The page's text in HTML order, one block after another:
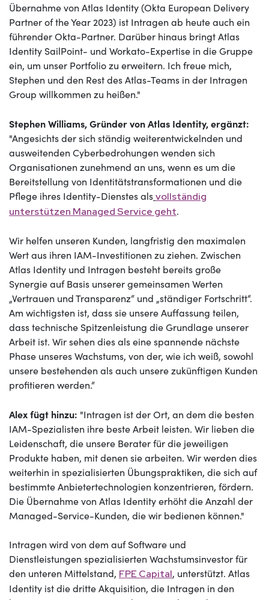
Übernahme von Atlas Identity (Okta European Delivery
Partner of the Year 2023) ist Intragen ab heute auch ein
führender Okta-Partner. Darüber hinaus bringt Atlas
Identity SailPoint- und Workato-Expertise in die Gruppe
ein, um unser Portfolio zu erweitern. Ich freue mich,
Stephen und den Rest des Atlas-Teams in der Intragen
Group willkommen zu heißen."
Stephen Williams, Gründer von Atlas Identity, ergänzt:
"Angesichts der sich ständig weiterentwickelnden und
ausweitenden Cyberbedrohungen wenden sich
Organisationen zunehmend an uns, wenn es um die
Bereitstellung von Identitätstransformationen und die
Pflege ihres Identity-Dienstes alsvollständig
unterstützen Managed Service geht.
Wir helfen unseren Kunden, langfristig den maximalen
Wert aus ihren IAM-Investitionen zu ziehen. Zwischen
Atlas Identity und Intragen besteht bereits große
Synergie auf Basis unserer gemeinsamen Werten
„Vertrauen und Transparenz“ und „ständiger Fortschritt“.
Am wichtigsten ist, dass sie unsere Auffassung teilen,
dass technische Spitzenleistung die Grundlage unserer
Arbeit ist. Wir sehen dies als eine spannende nächste
Phase unseres Wachstums, von der, wie ich weiß, sowohl
unsere bestehenden als auch unsere zukünftigen Kunden
profitieren werden.“
Alex fügt hinzu: "Intragen ist der Ort, an dem die besten
IAM-Spezialisten ihre beste Arbeit leisten. Wir lieben die
Leidenschaft, die unsere Berater für die jeweiligen
Produkte haben, mit denen sie arbeiten. Wir werden dies
weiterhin in spezialisierten Übungspraktiken, die sich auf
bestimmte Anbietertechnologien konzentrieren, fördern.
Die Übernahme von Atlas Identity erhöht die Anzahl der
Managed-Service-Kunden, die wir bedienen können."
Intragen wird von dem auf Software und
Dienstleistungen spezialisierten Wachstumsinvestor für
den unteren Mittelstand, FPE Capital, unterstützt. Atlas
Identity ist die dritte Akquisition, die Intragen in den